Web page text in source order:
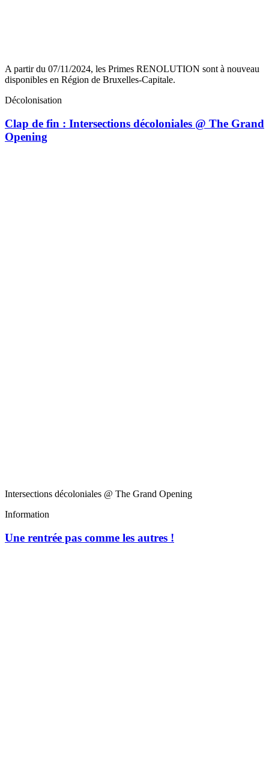
A partir du 07/11/2024, les Primes RENOLUTION sont à nouveau
disponibles en Région de Bruxelles-Capitale.
Décolonisation
Clap de fin : Intersections décoloniales @ The Grand
Opening
Intersections décoloniales @ The Grand Opening
Information
Une rentrée pas comme les autres !